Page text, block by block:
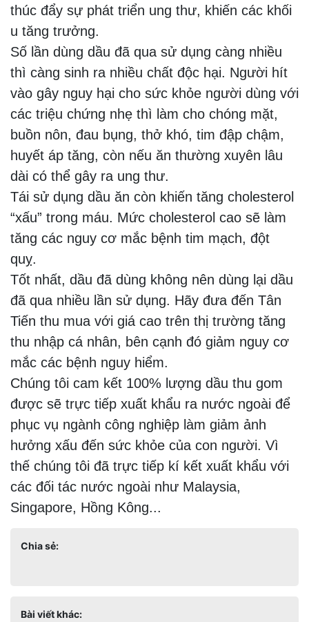
thúc đẩy sự phát triển ung thư, khiến các khối
u tăng trưởng.
Số lần dùng dầu đã qua sử dụng càng nhiều
thì càng sinh ra nhiều chất độc hại. Người hít
vào gây nguy hại cho sức khỏe người dùng với
các triệu chứng nhẹ thì làm cho chóng mặt,
buồn nôn, đau bụng, thở khó, tim đập chậm,
huyết áp tăng, còn nếu ăn thường xuyên lâu
dài có thể gây ra ung thư.
Tái sử dụng dầu ăn còn khiến tăng cholesterol
“xấu” trong máu. Mức cholesterol cao sẽ làm
tăng các nguy cơ mắc bệnh tim mạch, đột
quỵ.
Tốt nhất, dầu đã dùng không nên dùng lại dầu
đã qua nhiều lần sử dụng. Hãy đưa đến Tân
Tiến thu mua với giá cao trên thị trường tăng
thu nhập cá nhân, bên cạnh đó giảm nguy cơ
mắc các bệnh nguy hiểm.
Chúng tôi cam kết 100% lượng dầu thu gom
được sẽ trực tiếp xuất khẩu ra nước ngoài để
phục vụ ngành công nghiệp làm giảm ảnh
hưởng xấu đến sức khỏe của con người. Vì
thế chúng tôi đã trực tiếp kí kết xuất khẩu với
các đối tác nước ngoài như Malaysia,
Singapore, Hồng Kông...
Chia sẻ:
Bài viết khác: